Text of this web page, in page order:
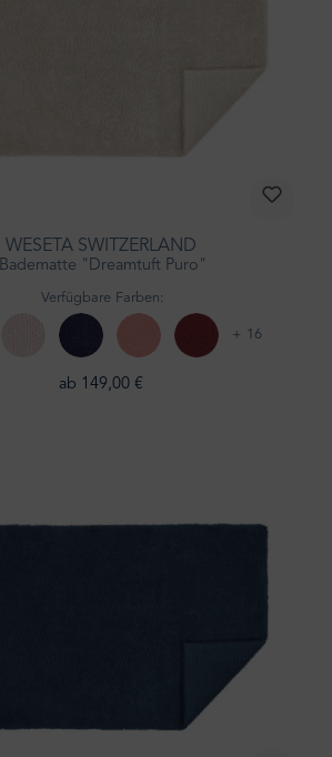
WESETA SWITZERLAND
Badematte "Dreamtuft Puro"
Verfügbare Farben:
+ 16
ab 149,00 €